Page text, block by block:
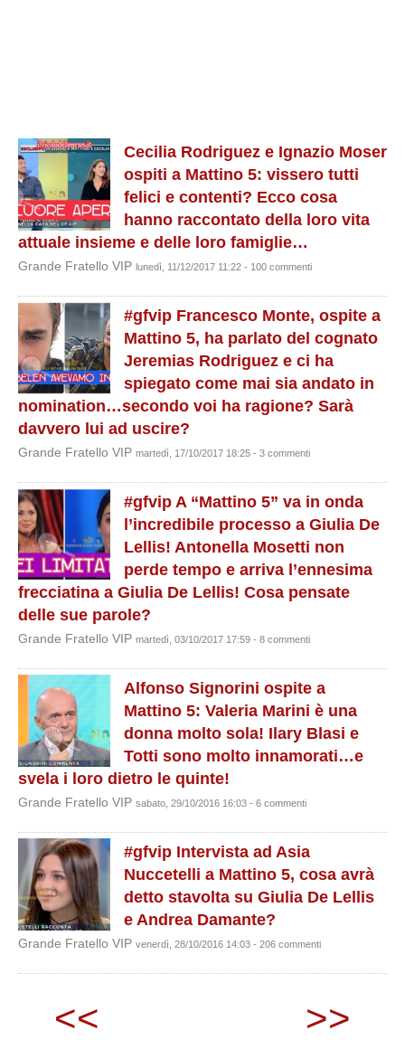
Cecilia Rodriguez e Ignazio Moser
ospiti a Mattino 5: vissero tutti
felici e contenti? Ecco cosa
hanno raccontato della loro vita
attuale insieme e delle loro famiglie…
Grande Fratello VIP lunedì, 11/12/2017 11:22 - 100 commenti
#gfvip Francesco Monte, ospite a
Mattino 5, ha parlato del cognato
Jeremias Rodriguez e ci ha
spiegato come mai sia andato in
nomination…secondo voi ha ragione? Sarà
davvero lui ad uscire?
Grande Fratello VIP martedì, 17/10/2017 18:25 - 3 commenti
#gfvip A “Mattino 5” va in onda
l’incredibile processo a Giulia De
Lellis! Antonella Mosetti non
perde tempo e arriva l’ennesima
frecciatina a Giulia De Lellis! Cosa pensate
delle sue parole?
Grande Fratello VIP martedì, 03/10/2017 17:59 - 8 commenti
Alfonso Signorini ospite a
Mattino 5: Valeria Marini è una
donna molto sola! Ilary Blasi e
Totti sono molto innamorati…e
svela i loro dietro le quinte!
Grande Fratello VIP sabato, 29/10/2016 16:03 - 6 commenti
#gfvip Intervista ad Asia
Nuccetelli a Mattino 5, cosa avrà
detto stavolta su Giulia De Lellis
e Andrea Damante?
Grande Fratello VIP venerdì, 28/10/2016 14:03 - 206 commenti
<< >>